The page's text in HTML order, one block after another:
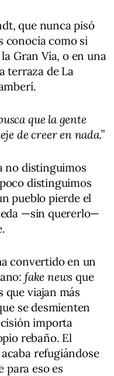
que nunca pisó
conocía como si
Gran Vía, o en una
terraza de La
que la gente
de creer en nada.”
no distinguimos
distinguimos
pueblo pierde el
—sin quererlo—
convertido en un
fake news que
que viajan más
se desmienten
importa
rebaño. El
refugiándose
para eso es